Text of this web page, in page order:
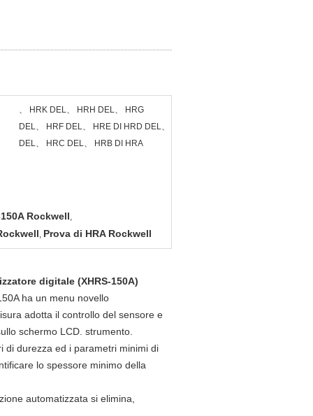
、 HRK DEL、 HRH DEL、 HRG
DEL、 HRF DEL、 HRE DI HRD DEL、
DEL、 HRC DEL、 HRB DI HRA
Rockwell,
, Prova di HRA Rockwell
digitale (XHRS-150A)
ha un menu novello
adotta il controllo del sensore e
schermo LCD. strumento.
durezza ed i parametri minimi di
lo spessore minimo della
automatizzata si elimina,